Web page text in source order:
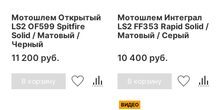
Мотошлем Открытый
LS2 OF599 Spitfire
Solid / Матовый /
Черный
11 200 руб.
В корзину
Мотошлем Интеграл
LS2 FF353 Rapid Solid /
Матовый / Серый
10 400 руб.
В корзину
ВИДЕО